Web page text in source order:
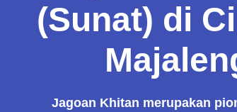
(Sunat) di
Jagoan Khitan merupakan